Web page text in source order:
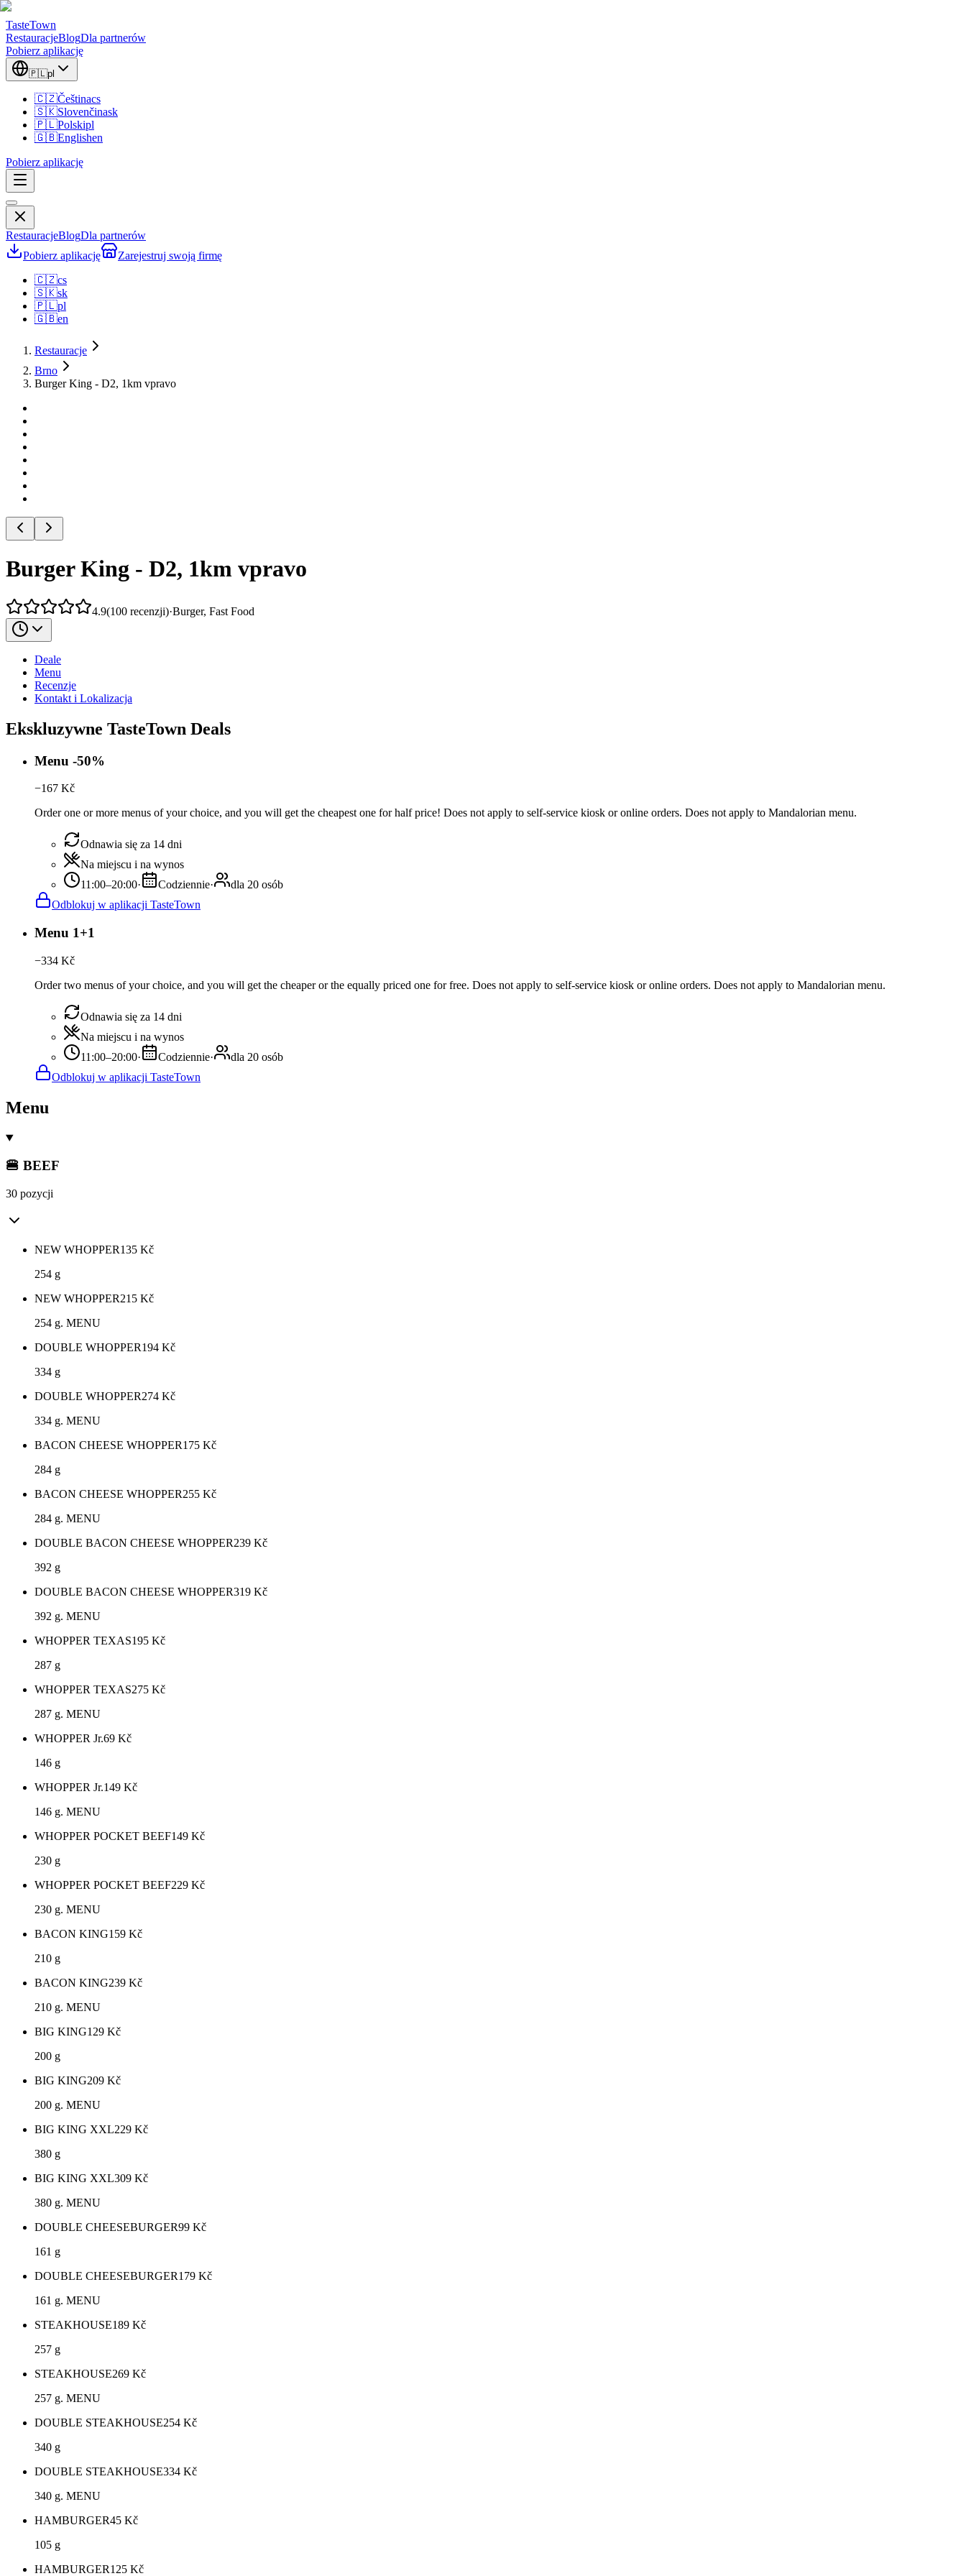
TasteTown
RestauracjeBlogDla partnerów
Pobierz aplikację
🇵🇱pl
🇨🇿Češtinacs
🇸🇰Slovenčinask
🇵🇱Polskipl
🇬🇧Englishen
Pobierz aplikację
RestauracjeBlogDla partnerów
Pobierz aplikację
Zarejestruj swoją firmę
🇨🇿cs
🇸🇰sk
🇵🇱pl
🇬🇧en
Restauracje
Brno
Burger King - D2, 1km vpravo
Burger King - D2, 1km vpravo
4.9(100 recenzji)·Burger, Fast Food
Deale
Menu
Recenzje
Kontakt i Lokalizacja
Ekskluzywne TasteTown Deals
Menu -50%
−167 Kč
Order one or more menus of your choice, and you will get the cheapest one for half price! Does not apply to self-service kiosk or online orders. Does not apply to Mandalorian menu.
Odnawia się za 14 dni
Na miejscu i na wynos
11:00–20:00· Codziennie·
dla 20 osób
Odblokuj w aplikacji TasteTown
Menu 1+1
−334 Kč
Order two menus of your choice, and you will get the cheaper or the equally priced one for free. Does not apply to self-service kiosk or online orders. Does not apply to Mandalorian menu.
Odnawia się za 14 dni
Na miejscu i na wynos
11:00–20:00· Codziennie·
dla 20 osób
Odblokuj w aplikacji TasteTown
Menu
🍔 BEEF
30 pozycji
NEW WHOPPER135 Kč
254 g
NEW WHOPPER215 Kč
254 g. MENU
DOUBLE WHOPPER194 Kč
334 g
DOUBLE WHOPPER274 Kč
334 g. MENU
BACON CHEESE WHOPPER175 Kč
284 g
BACON CHEESE WHOPPER255 Kč
284 g. MENU
DOUBLE BACON CHEESE WHOPPER239 Kč
392 g
DOUBLE BACON CHEESE WHOPPER319 Kč
392 g. MENU
WHOPPER TEXAS195 Kč
287 g
WHOPPER TEXAS275 Kč
287 g. MENU
WHOPPER Jr.69 Kč
146 g
WHOPPER Jr.149 Kč
146 g. MENU
WHOPPER POCKET BEEF149 Kč
230 g
WHOPPER POCKET BEEF229 Kč
230 g. MENU
BACON KING159 Kč
210 g
BACON KING239 Kč
210 g. MENU
BIG KING129 Kč
200 g
BIG KING209 Kč
200 g. MENU
BIG KING XXL229 Kč
380 g
BIG KING XXL309 Kč
380 g. MENU
DOUBLE CHEESEBURGER99 Kč
161 g
DOUBLE CHEESEBURGER179 Kč
161 g. MENU
STEAKHOUSE189 Kč
257 g
STEAKHOUSE269 Kč
257 g. MENU
DOUBLE STEAKHOUSE254 Kč
340 g
DOUBLE STEAKHOUSE334 Kč
340 g. MENU
HAMBURGER45 Kč
105 g
HAMBURGER125 Kč